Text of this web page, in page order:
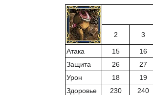
2 3
Атака 15 16
Защита
26 27
Урон
18 19
Здоровье
230 240